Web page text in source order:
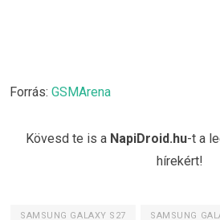
Forrás: GSMArena
Kövesd te is a NapiDroid.hu-t a
hírekért!
SAMSUNG GALAXY S27 SAMSUNG